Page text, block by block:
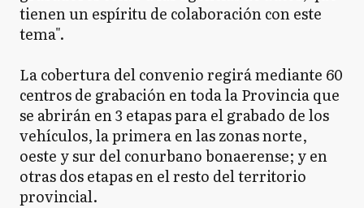
tienen un espíritu de colaboración con este
tema".
La cobertura del convenio regirá mediante 60
centros de grabación en toda la Provincia que
se abrirán en 3 etapas para el grabado de los
vehículos, la primera en las zonas norte,
oeste y sur del conurbano bonaerense; y en
otras dos etapas en el resto del territorio
provincial.